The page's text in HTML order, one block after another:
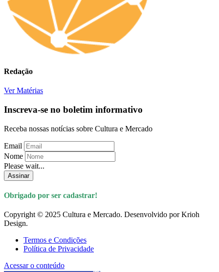
Redação
Ver Matérias
Inscreva-se no boletim informativo
Receba nossas notícias sobre Cultura e Mercado
Email
Nome
Please wait...
Assinar
Obrigado por ser cadastrar!
Copyright © 2025 Cultura e Mercado. Desenvolvido por Krioh
Design.
Termos e Condições
Política de Privacidade
Acessar o conteúdo